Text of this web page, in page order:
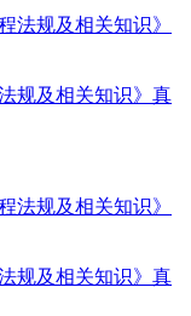
规及相关知识》真
规及相关知识》真